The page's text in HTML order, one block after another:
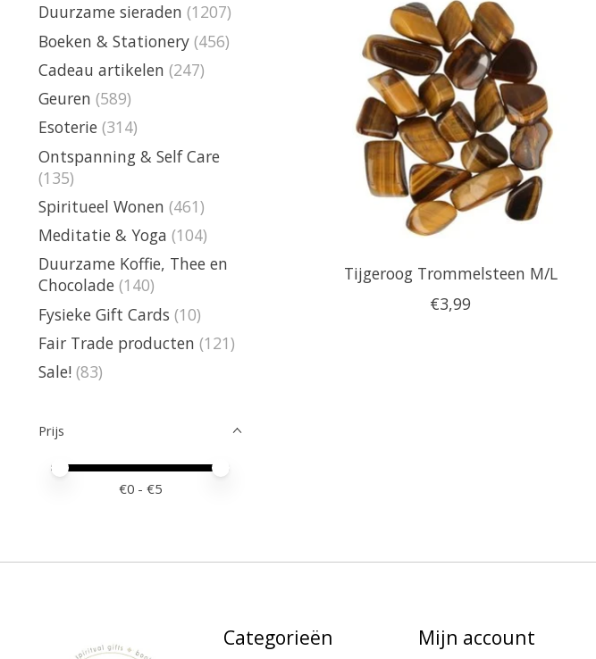
Duurzame sieraden (1207)
Boeken & Stationery (456)
Cadeau artikelen (247)
Geuren (589)
Esoterie (314)
Ontspanning & Self Care
(135)
Spiritueel Wonen (461)
Meditatie & Yoga (104)
Duurzame Koffie, Thee en
Chocolade (140)
Fysieke Gift Cards (10)
Fair Trade producten (121)
Sale! (83)
Prijs
Minimale prijswaarde
Price maximum value
€0 - €5
Tijgeroog Trommelsteen M/L
€3,99
Categorieën Mijn account